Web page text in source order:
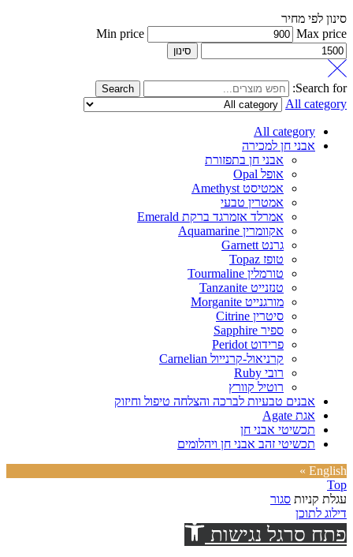
סינון לפי מחיר
Min price
Max price
סינון
Search for:
Search
All category
All category
אבני חן למכירה
אבני חן בתפזורת
אופל Opal
אמטיסט Amethyst
אמטרין טבעי
אמרלד אזמרגד ברקת Emerald
אקוומרין Aquamarine
גרנט Garnett
טופז Topaz
טורמלין Tourmaline
טנזנייט Tanzanite
מורגנייט Morganite
סיטרין Citrine
ספיר Sapphire
פרידוט Peridot
קרניאול-קרנייול Carnelian
רובי Ruby
רוטיל קוורץ
אבנים טבעיות לברכה והצלחה טיפול וחיזוק
אגת Agate
תכשיטי אבני חן
תכשיטי זהב אבני חן ויהלומים
English »
Top
עגלת קניות סגור
דילוג לתוכן
פתח סרגל נגישות